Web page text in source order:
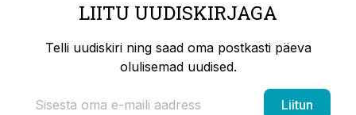
LIITU UUDISKIRJAGA
Telli uudiskiri ning saad oma postkasti päeva
olulisemad uudised.
Liitun